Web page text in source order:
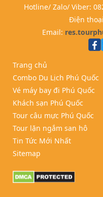
Hotline/ Zalo/ Viber:
Điện
Email:
Trang chủ
Combo Du Lịch Phú Quốc
Vé máy bay đi Phú Quốc
Khách sạn Phú Quốc
Tour câu mực Phú Quốc
Tour lặn ngắm san hô
Tin Tức Mới Nhất
Sitemap